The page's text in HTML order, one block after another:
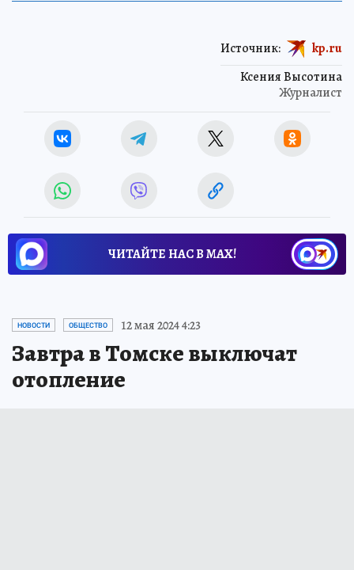
Ксения Высотина
Журналист
Источник: kp.ru
ЧИТАЙТЕ НАС В МАХ!
НОВОСТИ ОБЩЕСТВО 12 мая 2024 4:23
Завтра в Томске выключат
отопление